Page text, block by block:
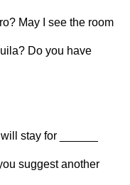
May I see the room
Do you have
stay for ______
suggest another